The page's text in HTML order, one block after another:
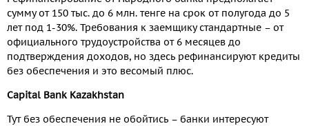
сумму от 150 тыс. до 6 млн. тенге на срок от полугода до 5
лет под 1-30%. Требования к заемщику стандартные – от
официального трудоустройства от 6 месяцев до
подтверждения доходов, но здесь рефинансируют кредиты
без обеспечения и это весомый плюс.
Capital Bank Kazakhstan
Тут без обеспечения не обойтись – банки интересуют